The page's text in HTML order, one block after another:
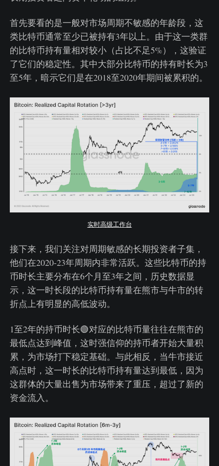
首先要看的是一般对市场周期不敏感的年龄段，这
类比特币通常至少已被持有3年以上。由于这一类群
的比特币持有量相对较小（占比不足5%），这验证
了它们的稳定性。其中大部分比特币的持有时长为3
至5年，暗示它们是在2018至2020年期间被累积的。
实时高级工作台
接下来，我们关注对周期敏感的长期投资者子集，
他们在2020-23年周期内非常活跃。这些比特币的持
币时长主要分布在6个月至3年之间，历史数据显
示，这一时长段的比特币持有量在熊市与牛市的转
折点上有明显的高低波动。
1至2年的持币时长🟢对应的比特币量往往在熊市的
最低点达到峰值，这时强信仰的持币者开始大量积
累，为市场打下稳定基础。与此相反，当牛市接近
高点时，这一时长的比特币持有量达到最低，因为
这群体的大量出售为市场带来了重压，超过了新的
资金流入。